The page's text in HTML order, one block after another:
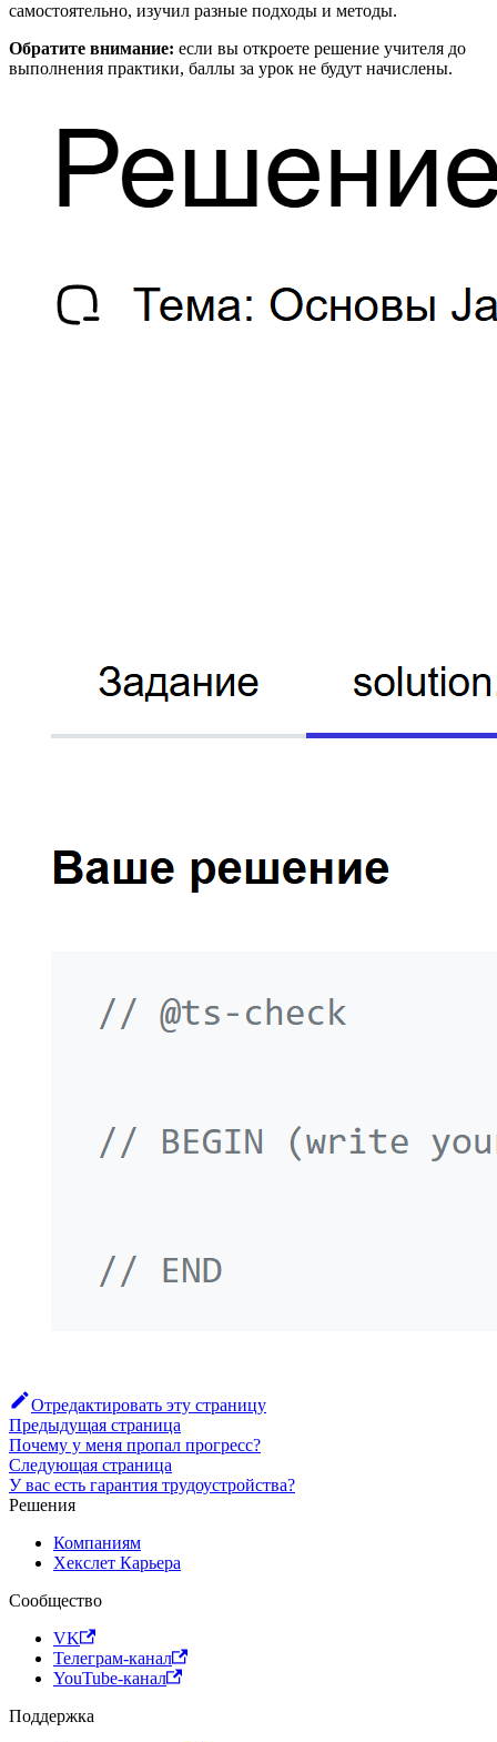
самостоятельно, изучил разные подходы и методы.
Обратите внимание: если вы откроете решение учителя до
выполнения практики, баллы за урок не будут начислены.
Отредактировать эту страницу
Предыдущая страница
Почему у меня пропал прогресс?
Следующая страница
У вас есть гарантия трудоустройства?
Решения
Компаниям
Хекслет Карьера
Сообщество
VK
Телеграм-канал
YouTube-канал
Поддержка